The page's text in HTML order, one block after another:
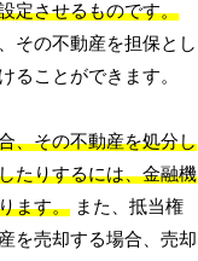
定させるものです。
その不動産を担保とし
ることができます。
、その不動産を処分し
たりするには、金融機
ます。 また、抵当権
を売却する場合、売却